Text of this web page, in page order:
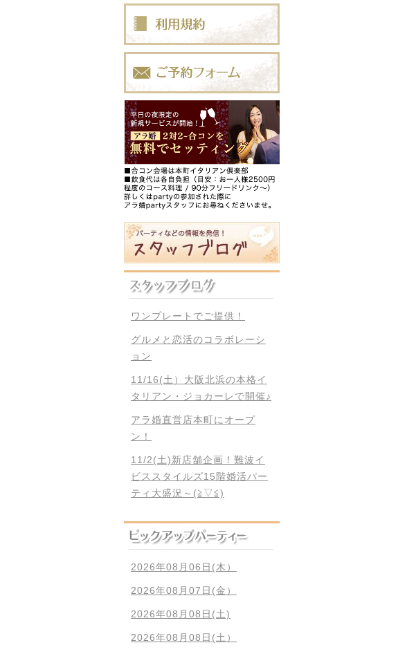
ワンプレートでご提供！
グルメと恋活のコラボレーシ
ョン
11/16(土）大阪北浜の本格イ
タリアン・ジョカーレで開催♪
アラ婚直営店本町にオープ
ン！
11/2(土)新店舗企画！難波イ
ビススタイルズ15階婚活パー
ティ大盛況～(≧▽≦)
2026年08月06日(木）
2026年08月07日(金）
2026年08月08日(土)
2026年08月08日(土）